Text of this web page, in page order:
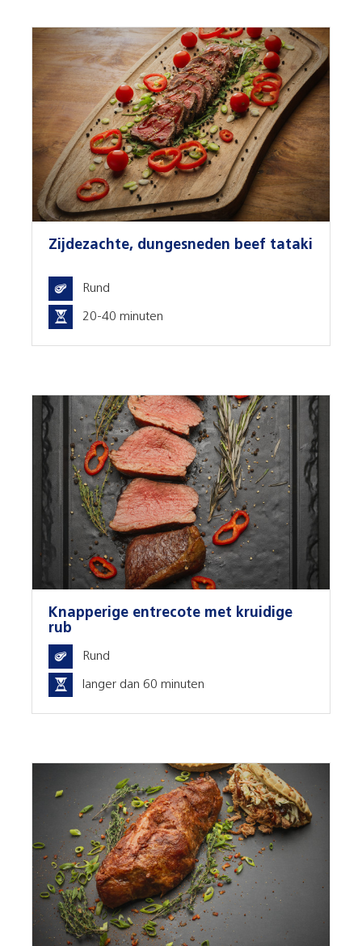
Zijdezachte, dungesneden beef tataki
Rund
20-40 minuten
Knapperige entrecote met kruidige
rub
Rund
langer dan 60 minuten